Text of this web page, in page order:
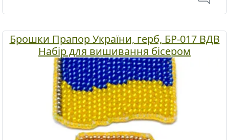
Брошки Прапор України, герб, БР-017 ВДВ
Набір для вишивання бісером